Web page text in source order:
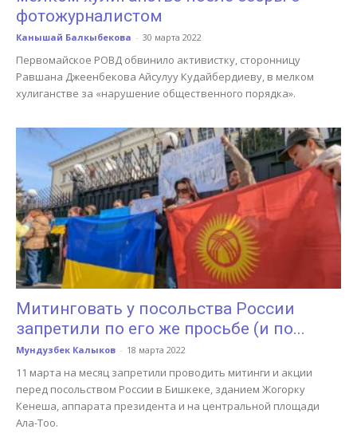
фотожурналистом
Канышай Балкыбекова - 30 марта 2022
Первомайское РОВД обвинило активистку, сторонницу
Равшана Джеенбекова Айсулуу Кудайбердиеву, в мелком
хулиганстве за «нарушение общественного порядка».
Митинговать у посольства России
запретили по его же просьбе (и по...
Мундузбек Калыков - 18 марта 2022
11 марта на месяц запретили проводить митинги и акции
перед посольством России в Бишкеке, зданием Жогорку
Кенеша, аппарата президента и на центральной площади
Ала-Тоо.